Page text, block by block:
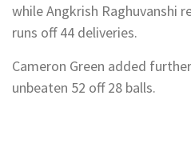
while Angkrish Raghuvanshi
runs off 44 deliveries.
Cameron Green added
unbeaten 52 off 28 balls.